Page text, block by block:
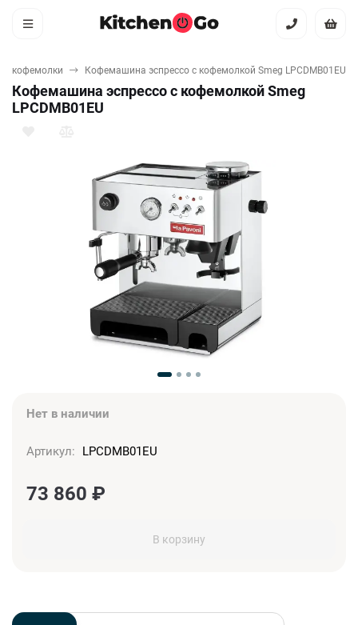
и кофемолки Кофемашина эспрессо с кофемолкой Smeg LPCDMB01EU
Кофемашина эспрессо с кофемолкой Smeg
LPCDMB01EU
Нет в наличии
Артикул: LPCDMB01EU
73 860 ₽
В корзину